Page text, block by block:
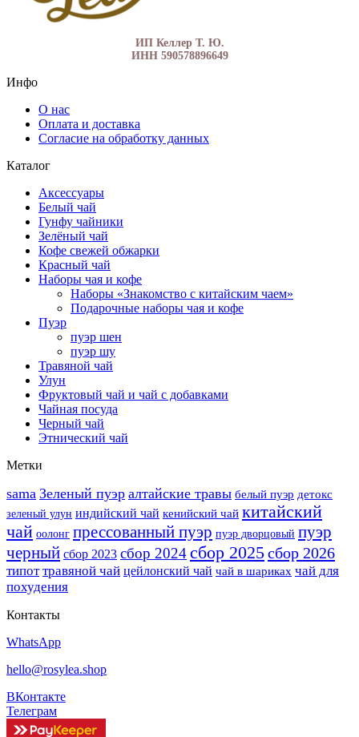
ИП Келлер Т. Ю.
ИНН 590578896649
Инфо
О нас
Оплата и доставка
Согласие на обработку данных
Каталог
Аксессуары
Белый чай
Гунфу чайники
Зелёный чай
Кофе свежей обжарки
Красный чай
Наборы чая и кофе
Наборы «Знакомство с китайским чаем»
Подарочные наборы чая и кофе
Пуэр
пуэр шен
пуэр шу
Травяной чай
Улун
Фруктовый чай и чай с добавками
Чайная посуда
Черный чай
Этнический чай
Метки
sama Зеленый пуэр алтайские травы белый пуэр детокс
зеленый улун индийский чай кенийский чай китайский
чай оолонг прессованный пуэр пуэр дворцовый пуэр
черный сбор 2023 сбор 2024сбор 2025сбор 2026
типот травяной чай цейлонский чай чай в шариках чай для
похудения
Контакты
WhatsApp
hello@rosylea.shop
ВКонтакте
Телеграм